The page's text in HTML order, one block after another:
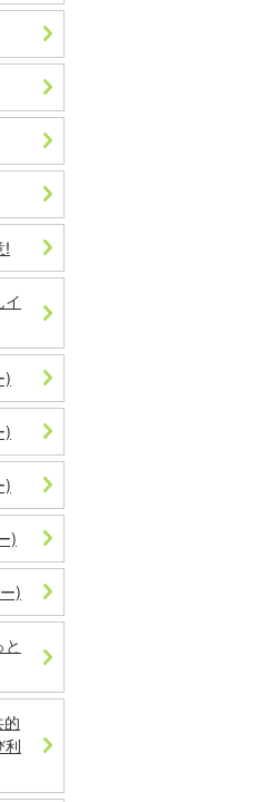
!
イ
)
)
)
)
)
と
的
利